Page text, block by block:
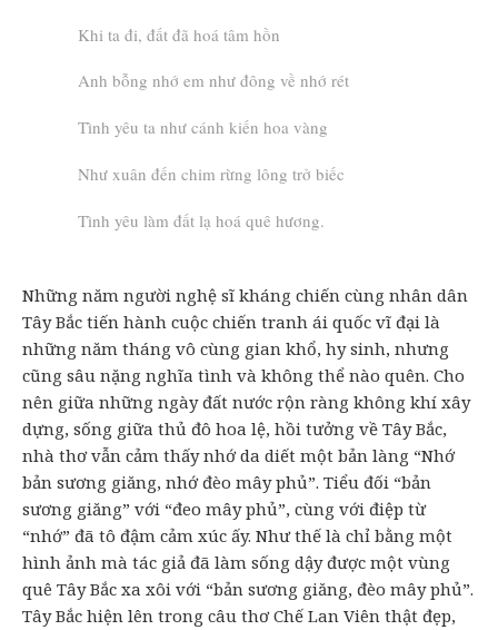
Khi ta đi, đất đã hoá tâm hồn
Anh bỗng nhớ em như đông về nhớ rét
Tình yêu ta như cánh kiến hoa vàng
Như xuân đến chim rừng lông trở biếc
Tình yêu làm đất lạ hoá quê hương.
Những năm người nghệ sĩ kháng chiến cùng nhân dân
Tây Bắc tiến hành cuộc chiến tranh ái quốc vĩ đại là
những năm tháng vô cùng gian khổ, hy sinh, nhưng
cũng sâu nặng nghĩa tình và không thể nào quên. Cho
nên giữa những ngày đất nước rộn ràng không khí xây
dựng, sống giữa thủ đô hoa lệ, hồi tưởng về Tây Bắc,
nhà thơ vẫn cảm thấy nhớ da diết một bản làng “Nhớ
bản sương giăng, nhớ đèo mây phủ”. Tiểu đối “bản
sương giăng” với “đeo mây phủ”, cùng với điệp từ
“nhớ” đã tô đậm cảm xúc ấy. Như thế là chỉ bằng một
hình ảnh mà tác giả đã làm sống dậy được một vùng
quê Tây Bắc xa xôi với “bản sương giăng, đèo mây phủ”.
Tây Bắc hiện lên trong câu thơ Chế Lan Viên thật đẹp,